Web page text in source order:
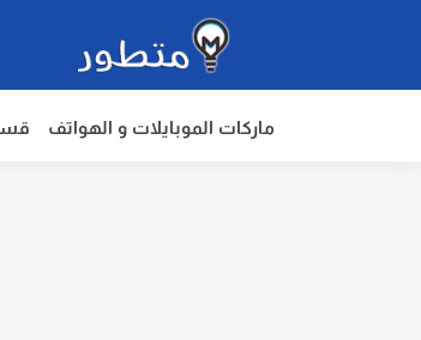
ماركات الموبايلات و الهواتف